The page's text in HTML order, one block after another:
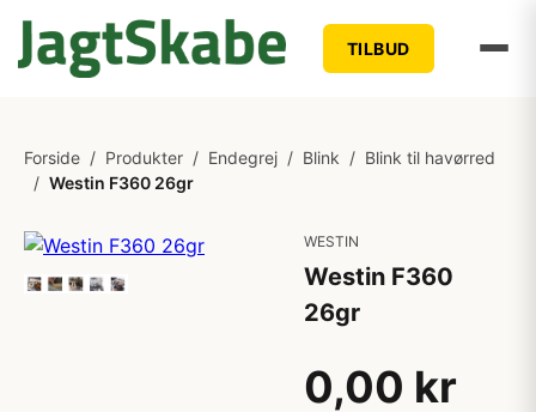
TILBUD
Forside / Produkter / Endegrej / Blink / Blink til havørred
/ Westin F360 26gr
WESTIN
Westin F360
26gr
0,00 kr